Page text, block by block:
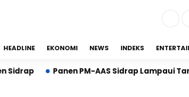
HEADLINE EKONOMI NEWS INDEKS
Panen PM-AAS Sidrap Lampaui Target,